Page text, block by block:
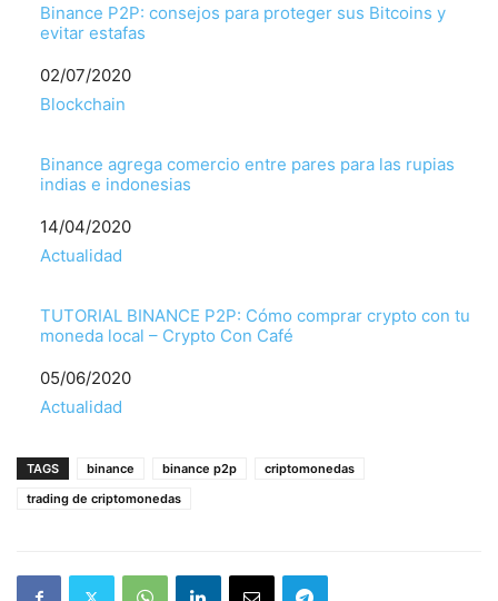
Binance P2P: consejos para proteger sus Bitcoins y
evitar estafas
Fecha
02/07/2020
Respecto a
Blockchain
Binance agrega comercio entre pares para las rupias
indias e indonesias
Fecha
14/04/2020
Respecto a
Actualidad
TUTORIAL BINANCE P2P: Cómo comprar crypto con tu
moneda local – Crypto Con Café
Fecha
05/06/2020
Respecto a
Actualidad
TAGS binance binance p2p
criptomonedas
trading de criptomonedas